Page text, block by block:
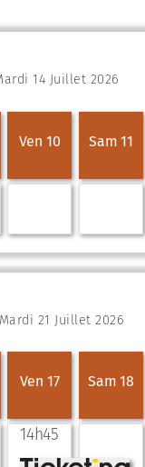
14 Juillet 2026
Ven 10 Sam 11
21 Juillet 2026
Ven 17 Sam 18
14h45